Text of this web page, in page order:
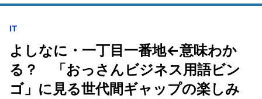
IT
よしなに・一丁目一番地←意味わか
る？ 「おっさんビジネス用語ビン
ゴ」に見る世代間ギャップの楽しみ